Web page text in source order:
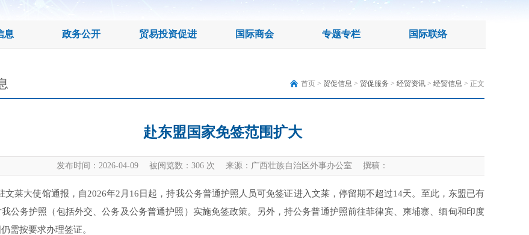
息 政务公开 贸易投资促进 国际商会 专题专栏 国际联络
首页 > 贸促信息 > 贸促服务 > 经贸资讯 > 经贸信息 > 正文
赴东盟国家免签范围扩大
发布时间：2026-04-09 被阅览数： 306 次 来源：广西壮族自治区外事办公室 撰稿：
文莱大使馆通报，自2026年2月16日起，持我公务普通护照人员可免签证进入文莱，停留期不超过14天。至此，东盟已有
公务护照（包括外交、公务及公务普通护照）实施免签政策。另外，持公务普通护照前往菲律宾、柬埔寨、缅甸和印度
需按要求办理签证。